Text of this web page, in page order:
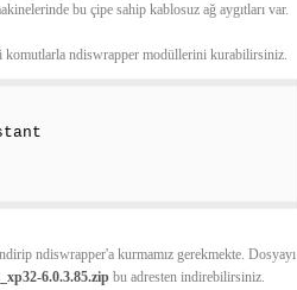
bu çipe sahip kablosuz ağ aygıtları var.
komutlarla ndiswrapper modüllerini kurabilirsiniz.
ndiswrapper'a kurmamız gerekmekte. Dosyayı
6.0.3.85.zipbu adresten indirebilirsiniz.